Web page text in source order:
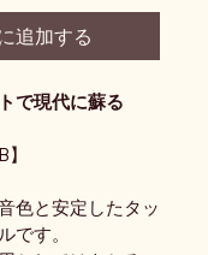
追加する
で現代に蘇る
色と安定したタッ
です。